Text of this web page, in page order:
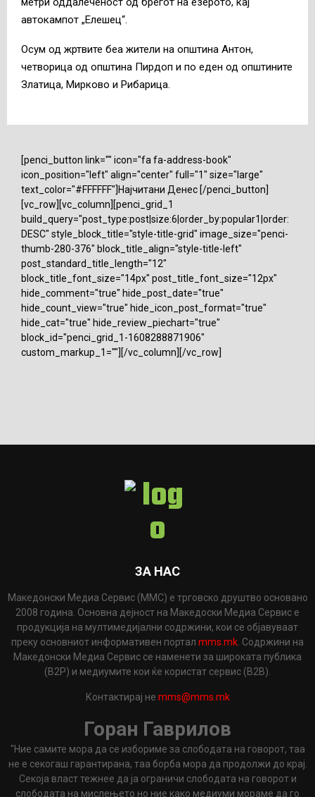
автокампот „Елешец“.
Осум од жртвите беа жители на општина Антон,
четворица од општина Пирдоп и по еден од општините
Златица, Мирково и Рибарица.
[penci_button link="" icon="fa fa-address-book"
icon_position="left" align="center" full="1" size="large"
text_color="#FFFFFF"]Најчитани Денес [/penci_button]
[vc_row][vc_column][penci_grid_1
build_query="post_type:post|size:6|order_by:popular1|order:
DESC" style_block_title="style-title-grid" image_size="penci-
thumb-280-376" block_title_align="style-title-left"
post_standard_title_length="12"
block_title_font_size="14px" post_title_font_size="12px"
hide_comment="true" hide_post_date="true"
hide_count_view="true" hide_icon_post_format="true"
hide_cat="true" hide_review_piechart="true"
block_id="penci_grid_1-1608288871906"
custom_markup_1=""][/vc_column][/vc_row]
ЗА НАС
Македонски Медиа Сервис (ММС) е трговско друштво основано
2008 година. Основна дејност на Македоски Медиа Сервис е
продукција на мултимедијални содржини, кои се објавуваат
преку основниот информативен портал mms.mk . Содржини на
Македонски Медиа Сервис се наменети за широката публика
(B2P) и медиумите кои ќе користат сервис (B2B).
Контактирај не mms@mms.mk
Горан Гаврилов
"Ние самите мора да се избориме за слободата на говорот, таа
не е секогаш гарантирана, таа борба мора да продолжи до крај.
Секоја власт тежнее да ја ограничи слободата на говорот и
слободата на мислењето но ние како медиуми мораме да го